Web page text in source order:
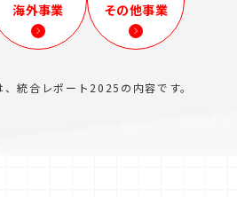
海外事業 その他事業
統合レポート2025の内容です。